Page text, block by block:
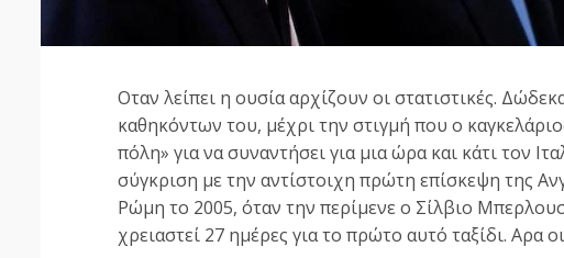
Οταν λείπει η ουσία αρχίζουν οι στατιστικές.
καθηκόντων του, μέχρι την στιγμή που ο
πόλη» για να συναντήσει για μια ώρα και κάτι τον
σύγκριση με την αντίστοιχη πρώτη επίσκεψη της
Ρώμη το 2005, όταν την περίμενε ο Σίλβιο
χρειαστεί 27 ημέρες για το πρώτο αυτό ταξίδι. Αρα